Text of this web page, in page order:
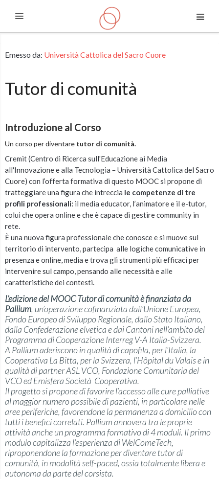
Espandi
Emesso da: Università Cattolica del Sacro Cuore
Tutor di comunità
Introduzione al Corso
Un corso per diventare tutor di comunità.
Cremit (Centro di Ricerca sull'Educazione ai Media
all'Innovazione e alla Tecnologia – Università Cattolica del Sacro
Cuore) con l’offerta formativa di questo MOOC si propone di
tratteggiare una figura che intreccia le competenze di tre
profili professionali: il media educator, l’animatore e il e-tutor,
colui che opera online e che è capace di gestire community in
rete.
È una nuova figura professionale che conosce e si muove sul
territorio di intervento, partecipa alle logiche comunicative in
presenza e online, media e trova gli strumenti più efficaci per
intervenire sul campo, pensando alle necessità e alle
caratteristiche dei contesti.
L’edizione del MOOC Tutor di comunità è finanziata da
Pallium, un’operazione cofinanziata dall’Unione Europea,
Fondo Europeo di Sviluppo Regionale, dallo Stato Italiano,
dalla Confederazione elvetica e dai Cantoni nell’ambito del
Programma di Cooperazione Interreg V-A Italia-Svizzera.
A Pallium aderiscono in qualità di capofila, per l’Italia, la
Cooperativa La Bitta, per la Svizzera, l’Hôpital du Valais e in
qualità di partner ASL VCO, Fondazione Comunitaria del
VCO ed Emisfera Società Cooperativa.
Il progetto si propone di favorire l’accesso alle cure palliative
al maggior numero possibile di pazienti, in particolare nelle
aree periferiche, favorendone la permanenza a domicilio con
tutti i benefici correlati. Pallium annovera tra le proprie
attività anche un programma formativo di 4 moduli. Il primo
modulo capitalizza l’esperienza di WelComeTech,
riproponendone la formazione per diventare tutor di
comunità, in modalità self-paced, ossia totalmente libera e
autonoma da parte del corsista.